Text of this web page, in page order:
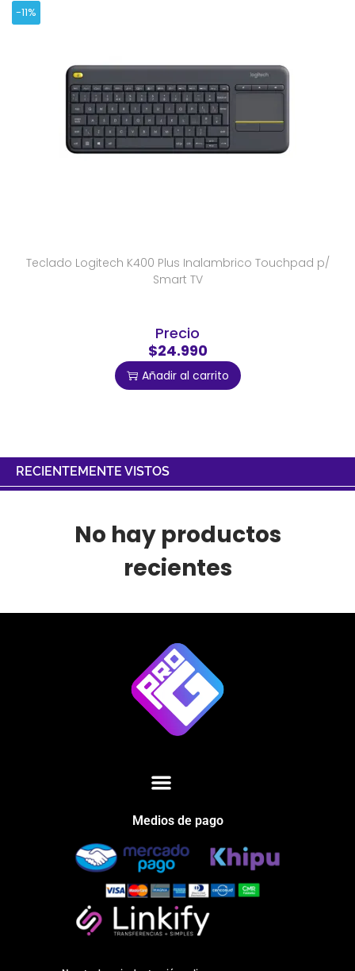
-11%
Teclado Logitech K400 Plus Inalambrico Touchpad p/
Smart TV
Precio
$24.990
Añadir al carrito
RECIENTEMENTE VISTOS
No hay productos
recientes
Medios de pago